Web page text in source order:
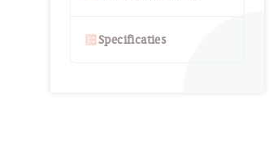
ballotSpecificaties